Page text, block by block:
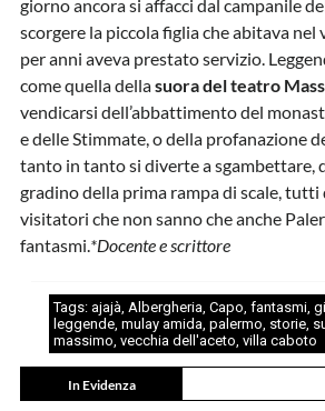
giorno ancora si affacci dal campanile
scorgere la piccola figlia che abitava nel
per anni aveva prestato servizio.
come quella dellasuora del teatro
vendicarsi dell’abbattimento del
e delle Stimmate, o della profanazione
tanto in tanto si diverte a sgambettare,
gradino della prima rampa di scale, tutti
visitatori che non sanno che anche
fantasmi.*Docente e scrittore
Tags: ajajà, Albergheria, Capo, fantasmi,
leggende, mulay amida, palermo, storie,
massimo, vecchia dell'aceto, villa caboto
In Evidenza